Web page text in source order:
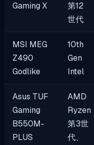
Gaming X
第12
世代
MSI MEG
Z490
Godlike
10th
Gen
Intel
Asus TUF
Gaming
B550M-
PLUS
AMD
Ryzen
第3世
代、